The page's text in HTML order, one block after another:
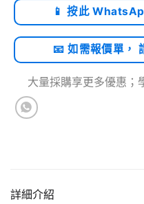
📱 按此
📧 如需報價單，
大量採購享更多優惠；
詳細介紹